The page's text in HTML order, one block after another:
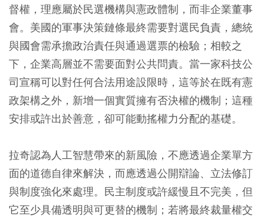
督權，理應屬於民選機構與憲政體制，而非企業董事
會。美國的軍事決策鏈條最終需要對選民負責，總統
與國會需承擔政治責任與通過選票的檢驗；相較之
下，企業高層並不需要面對公共問責。當一家科技公
司宣稱可以對任何合法用途設限時，這等於在既有憲
政架構之外，新增一個實質擁有否決權的機制；這種
安排或許出於善意，卻可能動搖權力分配的基礎。
拉奇認為人工智慧帶來的新風險，不應透過企業單方
面的道德自律來解決，而應透過公開辯論、立法修訂
與制度強化來處理。民主制度或許緩慢且不完美，但
它至少具備透明與可更替的機制；若將最終裁量權交